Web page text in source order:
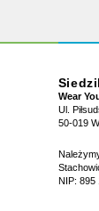
Wear
Ul.
50-019
NIP: 895